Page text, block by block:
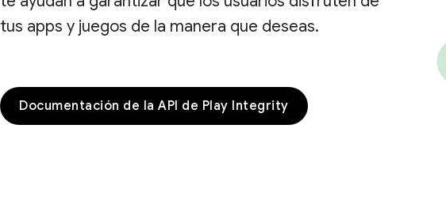
tus apps y juegos de la manera que deseas.
Documentación de la API de Play Integrity